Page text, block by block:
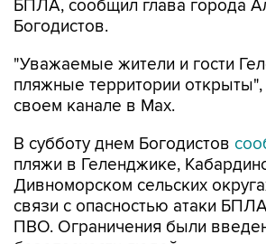
"Уважаемые жители и гости
своем канале в Max.
В субботу днем Богодистов
Дивноморском сельских
связи с опасностью атаки БПЛА
ПВО. Ограничения были
безопасности людей.